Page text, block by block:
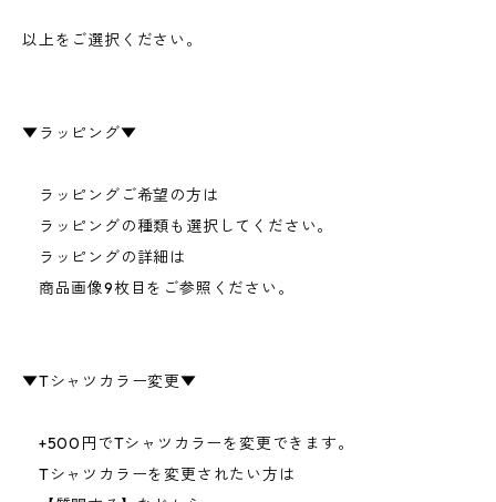
以上をご選択ください。
▼ラッピング▼
ラッピングご希望の方は
ラッピングの種類も選択してください。
ラッピングの詳細は
商品画像9枚目をご参照ください。
▼Tシャツカラー変更▼
+500円でTシャツカラーを変更できます。
Tシャツカラーを変更されたい方は